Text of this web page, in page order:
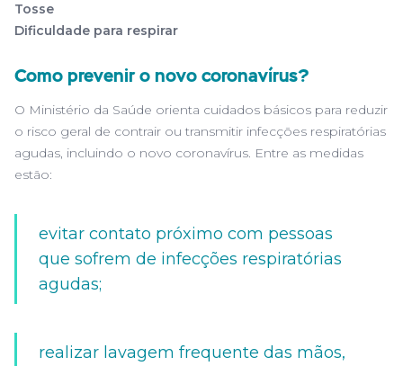
Tosse
Dificuldade para respirar
Como prevenir o novo coronavírus?
O Ministério da Saúde orienta cuidados básicos para reduzir
o risco geral de contrair ou transmitir infecções respiratórias
agudas, incluindo o novo coronavírus. Entre as medidas
estão:
evitar contato próximo com pessoas
que sofrem de infecções respiratórias
agudas;
realizar lavagem frequente das mãos,